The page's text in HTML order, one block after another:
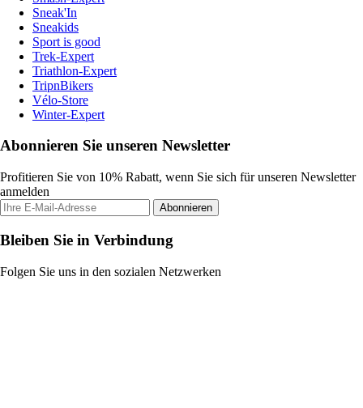
Sneak'In
Sneakids
Sport is good
Trek-Expert
Triathlon-Expert
TripnBikers
Vélo-Store
Winter-Expert
Abonnieren Sie unseren Newsletter
Profitieren Sie von 10% Rabatt, wenn Sie sich für unseren Newsletter
anmelden
Abonnieren
Bleiben Sie in Verbindung
Folgen Sie uns in den sozialen Netzwerken